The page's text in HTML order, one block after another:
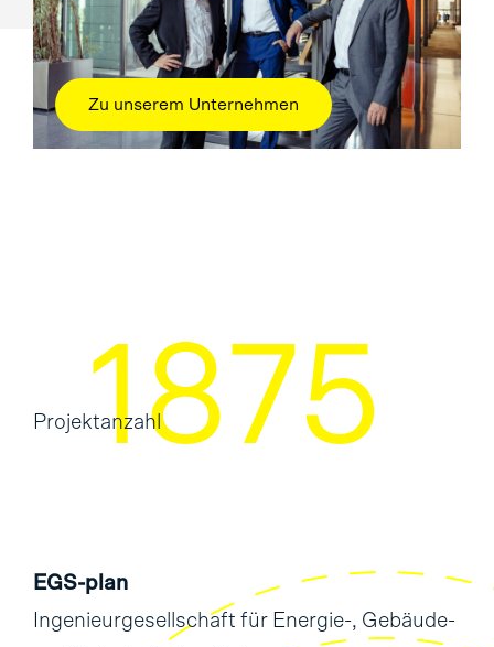
Zu unserem Unternehmen
2354
Projektanzahl
EGS-plan
Ingenieurgesellschaft für Energie-, Gebäude-